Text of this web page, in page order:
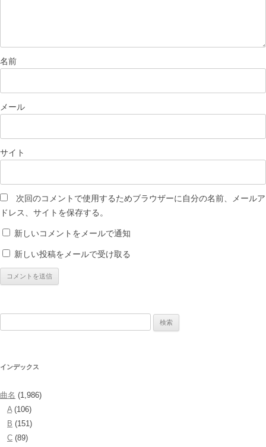
名前
メール
サイト
次回のコメントで使用するためブラウザーに自分の名前、メールア
ドレス、サイトを保存する。
新しいコメントをメールで通知
新しい投稿をメールで受け取る
インデックス
曲名 (1,986)
A(106)
B (151)
C (89)